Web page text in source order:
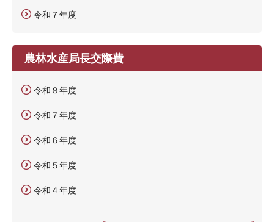
令和７年度
農林水産局長交際費
令和８年度
令和７年度
令和６年度
令和５年度
令和４年度